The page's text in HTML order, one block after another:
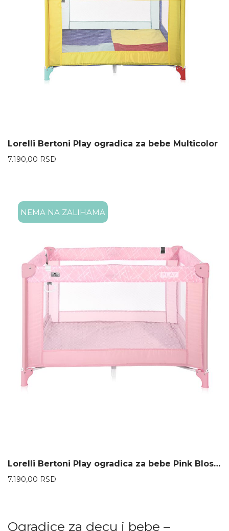
Lorelli Bertoni Play ogradica za bebe Multicolor
7.190,00 RSD
NEMA NA ZALIHAMA
Lorelli Bertoni Play ogradica za bebe Pink Blossom
7.190,00 RSD
Ogradice za decu i bebe –